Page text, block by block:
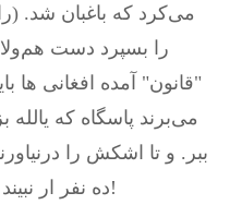
می‌کرد که باغبان شد.
را بسپرد دست
"قانون" آمده افغانی ها
می‌برند پاسگاه که
ببر. و تا اشکش را
ده نفر ار نبیند ول‌کن نیستند. به همین راحتی!